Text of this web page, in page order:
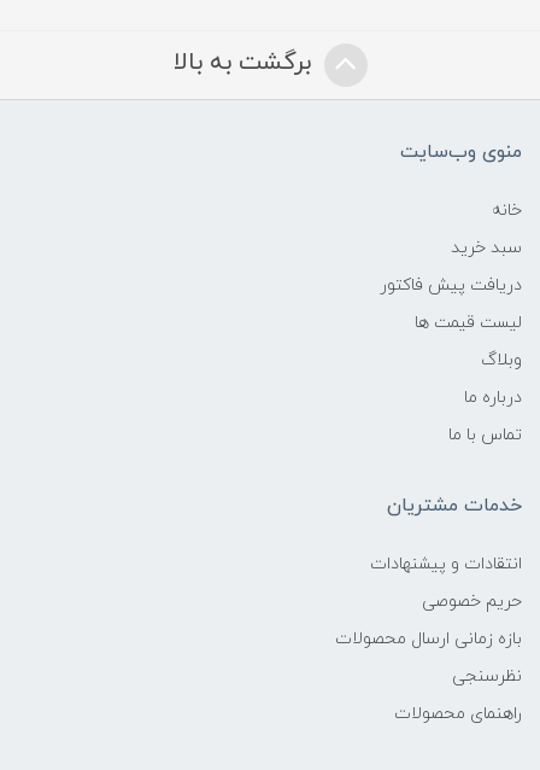
برگشت به بالا
منوی وب‌سایت
خانه
سبد خرید
دریافت پیش فاکتور
لیست قیمت ها
وبلاگ
درباره ما
تماس با ما
خدمات مشتریان
انتقادات و پیشنهادات
حریم خصوصی
بازه زمانی ارسال محصولات
نظرسنجی
راهنمای محصولات